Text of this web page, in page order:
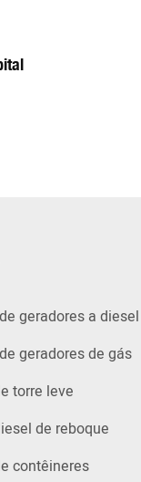
geradores a diesel
geradores de gás
torre leve
de reboque
contêineres